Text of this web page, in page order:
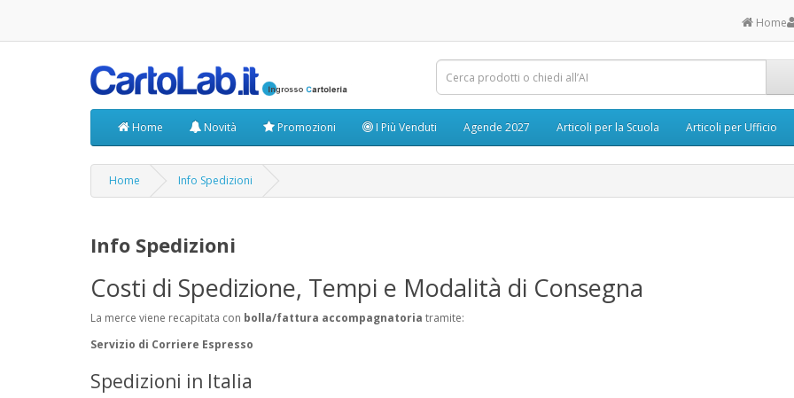
Home
Home Novità Promozioni I Più Venduti Agende 2027 Articoli per la Scuola Articoli per Ufficio
Home Info Spedizioni
Info Spedizioni
Costi di Spedizione, Tempi e Modalità di Consegna
La merce viene recapitata con bolla/fattura accompagnatoria tramite:
Servizio di Corriere Espresso
Spedizioni in Italia